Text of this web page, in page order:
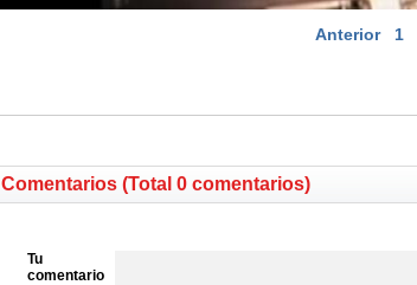
Anterior 1
Comentarios (Total 0 comentarios)
Tu
comentario